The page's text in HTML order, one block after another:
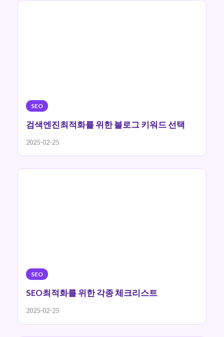
SEO
검색엔진최적화를 위한 블로그 키워드 선택
2025-02-25
SEO
SEO최적화를 위한 각종 체크리스트
2025-02-25